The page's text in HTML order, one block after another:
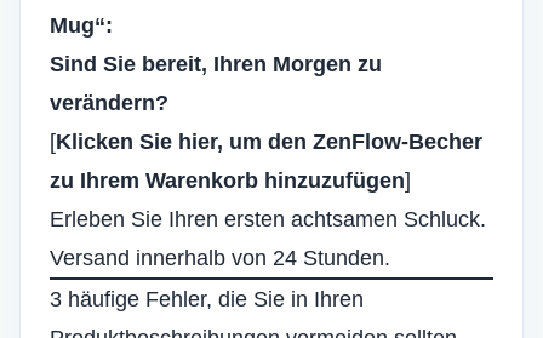
Mug“:
Sind Sie bereit, Ihren Morgen zu
verändern?
[Klicken Sie hier, um den ZenFlow-Becher
zu Ihrem Warenkorb hinzuzufügen]
Erleben Sie Ihren ersten achtsamen Schluck.
Versand innerhalb von 24 Stunden.
3 häufige Fehler, die Sie in Ihren